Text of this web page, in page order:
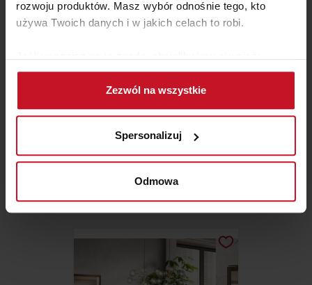
rozwoju produktów. Masz wybór odnośnie tego, kto
używa Twoich danych i w jakich celach to robi.
Gromadzić dane dotyczące Twojej lokalizacji
geograficznej z dokładnością nawet do kilku metrów
Identyfikować Twoje urządzenie, aktywnie
(fingerprinting, czyli wirtualny odcisk palca)
Dowiedz się więcej odnośnie tego, jak Twoje osobiste
dane są przetwarzane oraz ustaw własne preferencje w
zmienić lub wycofać swoją zgodę w dowolnej chwili.
Wykorzystujemy pliki cookie do spersonalizowania treści
i reklam, aby oferować funkcje społecznościowe i
analizować ruch w naszej witrynie. Informacje o tym, jak
Zezwól na wszystkie
Spersonalizuj
Odmowa
KOLEKCJA ROBERTO